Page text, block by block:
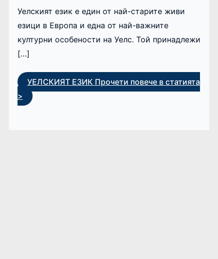
Уелският език е един от най-старите живи
езици в Европа и една от най-важните
културни особености на Уелс. Той принадлежи
[…]
УЕЛСКИЯТ ЕЗИК Прочети повече в статията
>